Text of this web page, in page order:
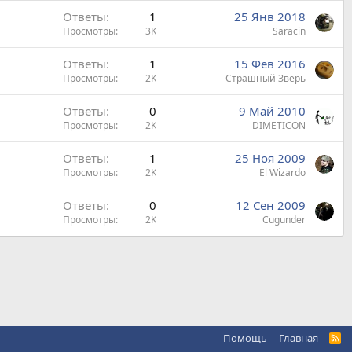
Ответы 1
Просмотры 3K
25 Янв 2018
Saracin
Ответы 1
Просмотры 2K
15 Фев 2016
Страшный Зверь
Ответы 0
Просмотры 2K
9 Май 2010
DIMETICON
Ответы 1
Просмотры 2K
25 Ноя 2009
El Wizardo
Ответы 0
Просмотры 2K
12 Сен 2009
Cugunder
Помощь Главная
R